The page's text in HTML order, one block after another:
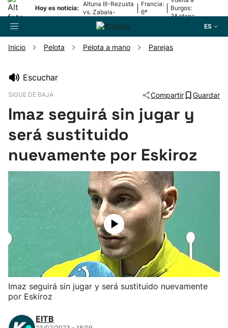
Hoy es noticia:
Altuna III-Rezusta
vs. Zabala-
Zabaleta
Francia:
6ª
Burgos:
3ª etapa
ES
Pelota
Remo
Baloncesto
Ciclismo
Herri-kirolak
Balonmano
Kirolak 360
Inicio Pelota Pelota a mano Parejas
Escuchar
SIGUE DE BAJA Compartir Guardar
Imaz seguirá sin jugar y
será sustituido
nuevamente por Eskiroz
Imaz seguirá sin jugar y será sustituido nuevamente
por Eskiroz
EITB